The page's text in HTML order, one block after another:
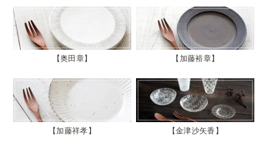
奥田章 加藤裕章
加藤祥孝 金津沙矢香